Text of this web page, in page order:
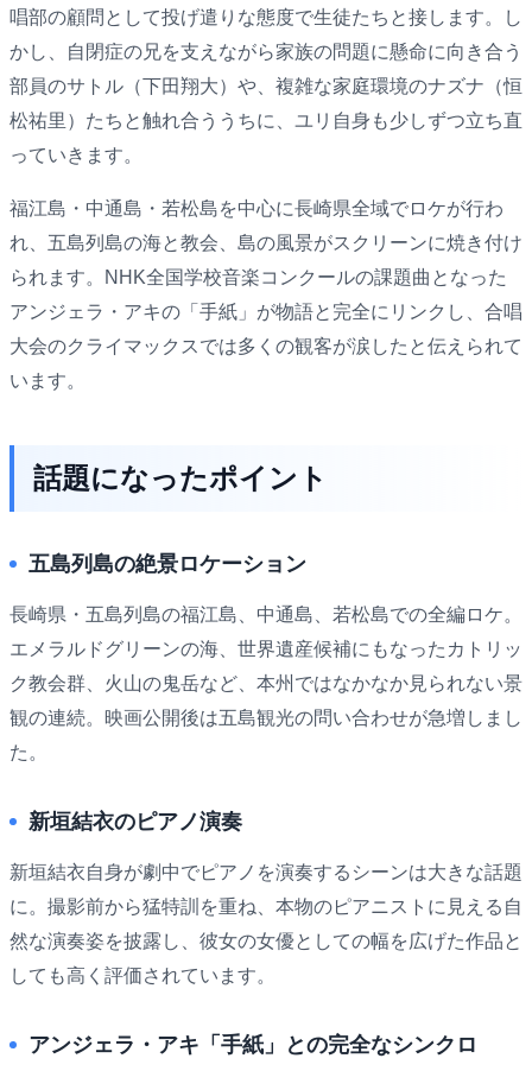
唱部の顧問として投げ遣りな態度で生徒たちと接します。し
かし、自閉症の兄を支えながら家族の問題に懸命に向き合う
部員のサトル（下田翔大）や、複雑な家庭環境のナズナ（恒
松祐里）たちと触れ合ううちに、ユリ自身も少しずつ立ち直
っていきます。
福江島・中通島・若松島を中心に長崎県全域でロケが行わ
れ、五島列島の海と教会、島の風景がスクリーンに焼き付け
られます。NHK全国学校音楽コンクールの課題曲となった
アンジェラ・アキの「手紙」が物語と完全にリンクし、合唱
大会のクライマックスでは多くの観客が涙したと伝えられて
います。
話題になったポイント
五島列島の絶景ロケーション
長崎県・五島列島の福江島、中通島、若松島での全編ロケ。
エメラルドグリーンの海、世界遺産候補にもなったカトリッ
ク教会群、火山の鬼岳など、本州ではなかなか見られない景
観の連続。映画公開後は五島観光の問い合わせが急増しまし
た。
新垣結衣のピアノ演奏
新垣結衣自身が劇中でピアノを演奏するシーンは大きな話題
に。撮影前から猛特訓を重ね、本物のピアニストに見える自
然な演奏姿を披露し、彼女の女優としての幅を広げた作品と
しても高く評価されています。
アンジェラ・アキ「手紙」との完全なシンクロ